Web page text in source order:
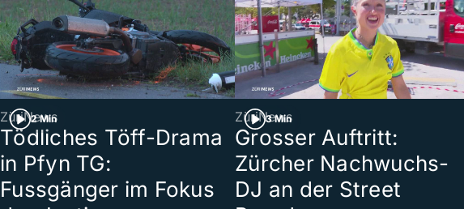
2 Min
ZüriNews
Tödliches Töff-Drama
in Pfyn TG:
Fussgänger im Fokus
3 Min
ZüriNews
Grosser Auftritt:
Zürcher Nachwuchs-
DJ an der Street